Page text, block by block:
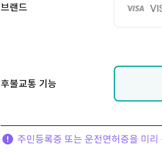
브랜드
후불교통 기능
주민등록증 또는 운전면허증을 미리